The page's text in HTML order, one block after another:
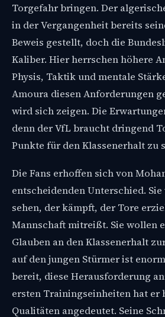
Torgefahr bringen. Der
in der Vergangenheit bereits
Beweis gestellt, doch die
Kaliber. Hier herrschen höhere
Physis, Taktik und mentale
Amoura diesen Anforderungen
wird sich zeigen. Die
denn der VfL braucht dringend
Punkte für den Klassenerhalt zu
Die Fans erhoffen sich von
entscheidenden Unterschied.
sehen, der kämpft, der Tore
Mannschaft mitreißt. Sie wollen
Glauben an den Klassenerhalt
auf den jungen Stürmer ist
bereit, diese Herausforderung
ersten Trainingseinheiten hat er
Qualitäten angedeutet. Seine